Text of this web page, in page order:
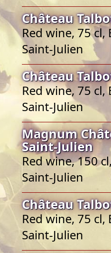
Château
Red wine, 75
Saint-Julien
Château
Red wine, 75
Saint-Julien
Magnum
Saint-Julien
Red wine, 150
Saint-Julien
Château
Red wine, 75
Saint-Julien